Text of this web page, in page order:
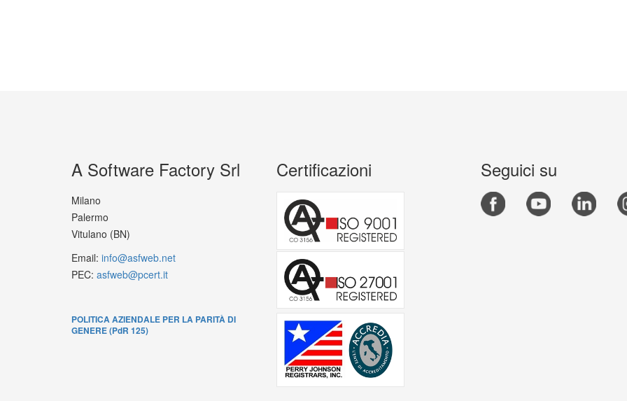
A Software Factory Srl
Milano
Palermo
Vitulano (BN)
Email: info@asfweb.net
PEC: asfweb@pcert.it
POLITICA AZIENDALE PER LA PARITÀ DI
GENERE (PdR 125)
Certificazioni Seguici su